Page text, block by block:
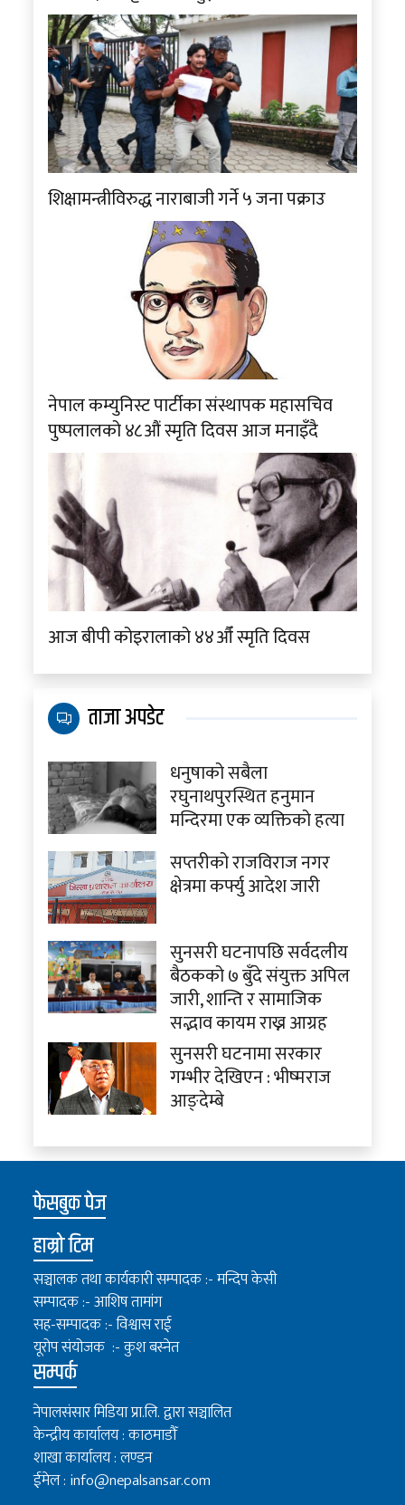
शिक्षामन्त्रीविरुद्ध नाराबाजी गर्ने ५ जना पक्राउ
नेपाल कम्युनिस्ट पार्टीका संस्थापक महासचिव
पुष्पलालको ४८औं स्मृति दिवस आज मनाइँदै
आज बीपी कोइरालाको ४४औँ स्मृति दिवस
ताजा अपडेट
धनुषाको सबैला
रघुनाथपुरस्थित हनुमान
मन्दिरमा एक व्यक्तिको हत्या
सप्तरीको राजविराज नगर
क्षेत्रमा कर्फ्यु आदेश जारी
सुनसरी घटनापछि सर्वदलीय
बैठकको ७ बुँदे संयुक्त अपिल
जारी, शान्ति र सामाजिक
सद्भाव कायम राख्न आग्रह
सुनसरी घटनामा सरकार
गम्भीर देखिएन : भीष्मराज
आङ्देम्बे
फेसबुक पेज
हाम्रो टिम
सञ्चालक तथा कार्यकारी सम्पादक :- मन्दिप केसी
सम्पादक :- आशिष तामांग
सह-सम्पादक :- विश्वास राई
यूरोप संयोजक :- कुश बस्नेत
सम्पर्क
नेपालसंसार मिडिया प्रा.लि. द्वारा सञ्चालित
केन्द्रीय कार्यालय : काठमाडौँ
शाखा कार्यालय : लण्डन
ईमेल : info@nepalsansar.com